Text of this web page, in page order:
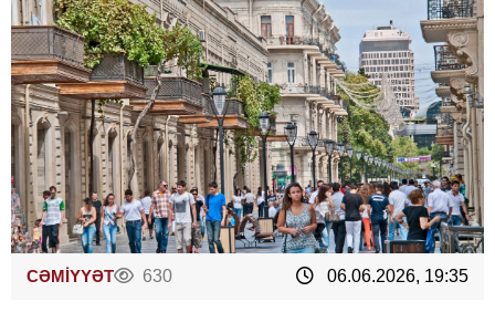
CƏMİYYƏT 630 06.06.2026, 19:35